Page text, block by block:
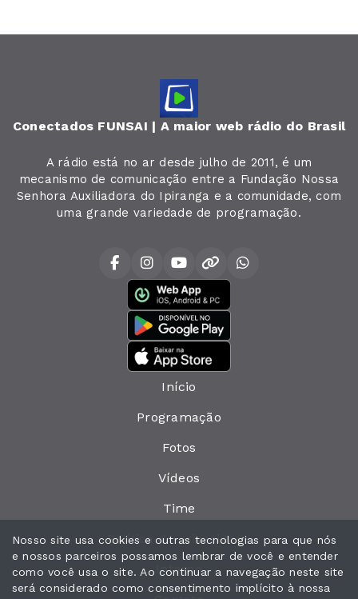
Conectados FUNSAI | A maior web rádio do Brasil
A rádio está no ar desde julho de 2011, é um
mecanismo de comunicação entre a Fundação Nossa
Senhora Auxiliadora do Ipiranga e a comunidade, com
uma grande variedade de programação.
Início
Programação
Fotos
Vídeos
Time
Política de privacidade
Interno
Nosso site usa cookies e outras tecnologias para que nós
e nossos parceiros possamos lembrar de você e entender
como você usa o site. Ao continuar a navegação neste site
será considerado como consentimento implícito à nossa